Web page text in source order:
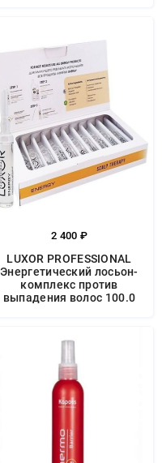
2 400 ₽
LUXOR PROFESSIONAL
Энергетический лосьон-
комплекс против
выпадения волос 100.0